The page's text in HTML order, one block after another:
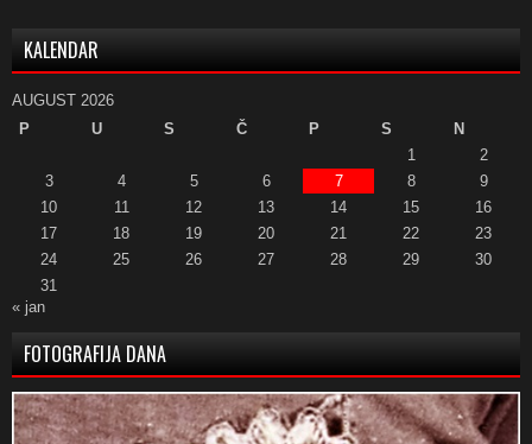
KALENDAR
AUGUST 2026
P
U S Č P S
N
1
2
3
4 5 6 7 8
9
10
11 12 13 14 15
16
17
18 19 20 21 22
23
24
25 26 27 28 29
30
31
« jan
FOTOGRAFIJA DANA